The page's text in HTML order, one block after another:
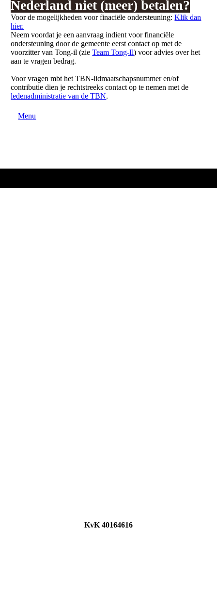
Nederland niet (meer) betalen?
Voor de mogelijkheden voor finaciële ondersteuning:Klik dan
hier.
Neem voordat je een aanvraag indient voor financiële
ondersteuning door de gemeente eerst contact op met de
voorzitter van Tong-il (zieTeam Tong-Il) voor advies over het
aan te vragen bedrag.
Voor vragen mbt het TBN-lidmaatschapsnummer en/of
contributie dien je rechtstreeks contact op te nemen met de
ledenadministratie van de TBN.
Menu
KvK 40164616